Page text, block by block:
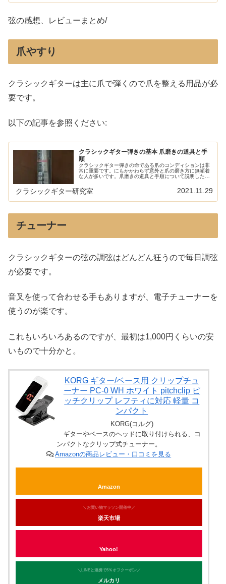
弦の感想、レビューまとめ/
爪やすり
クラシックギターは主に爪で弾くので爪を整える用品が必
要です。
以下の記事を参照ください:
クラシックギター弾きの基本 爪磨きの道具と手
順
クラシックギター弾きの命である爪のコンディションは非
常に重要です。にもかかわらず意外と爪の磨き方に無頓着
な人が多いです。爪磨きの道具と手順について説明したい
介しています。具体的な爪の長さ、...
クラシックギター研究室 2021.11.29
チューナー
クラシックギターの弦の調弦はどんどん狂うので毎日調弦
が必要です。
音叉を使って合わせる手もありますが、電子チューナーを
使うのが楽です。
これもいろいろあるのですが、最初は1,000円くらいの安
いもので十分かと。
KORG ギター/ベース用 クリップチュ
ーナー PC-0 WH ホワイト pitchclip ピ
ッチクリップ レフティに対応 軽量 コ
ンパクト
KORG(コルグ)
ギターやベースのヘッドに取り付けられる、コ
ンパクトなクリップ式チューナー。
Amazonの商品レビュー・口コミを見る
Amazon
＼お買い物マラソン開催中／
楽天市場
Yahoo!
＼LINEと連携で5％オフクーポン／
メルカリ